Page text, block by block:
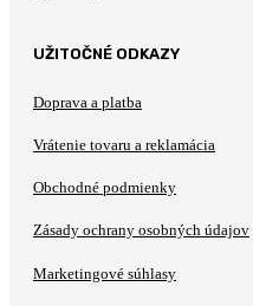
UŽITOČNÉ ODKAZY
Doprava a platba
Vrátenie tovaru a reklamácia
Obchodné podmienky
Zásady ochrany osobných údajov
Marketingové súhlasy